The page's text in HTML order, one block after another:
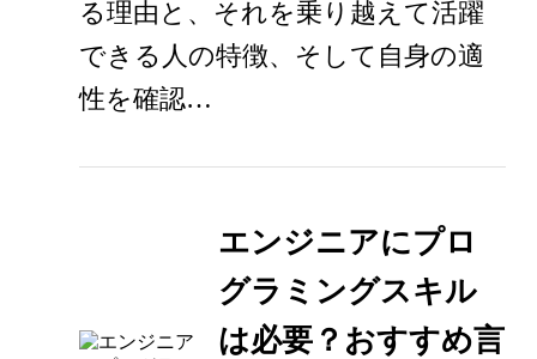
る理由と、それを乗り越えて活躍
できる人の特徴、そして自身の適
性を確認…
エンジニアにプロ
グラミングスキル
は必要？おすすめ言